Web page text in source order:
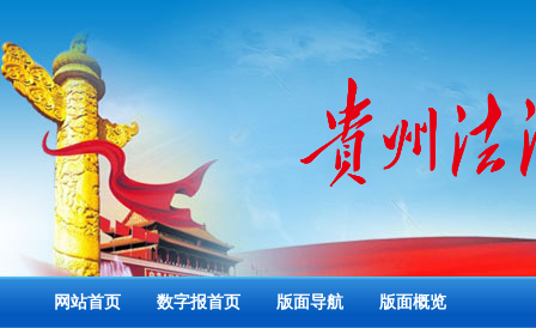
网站首页 数字报首页 版面导航 版面概览